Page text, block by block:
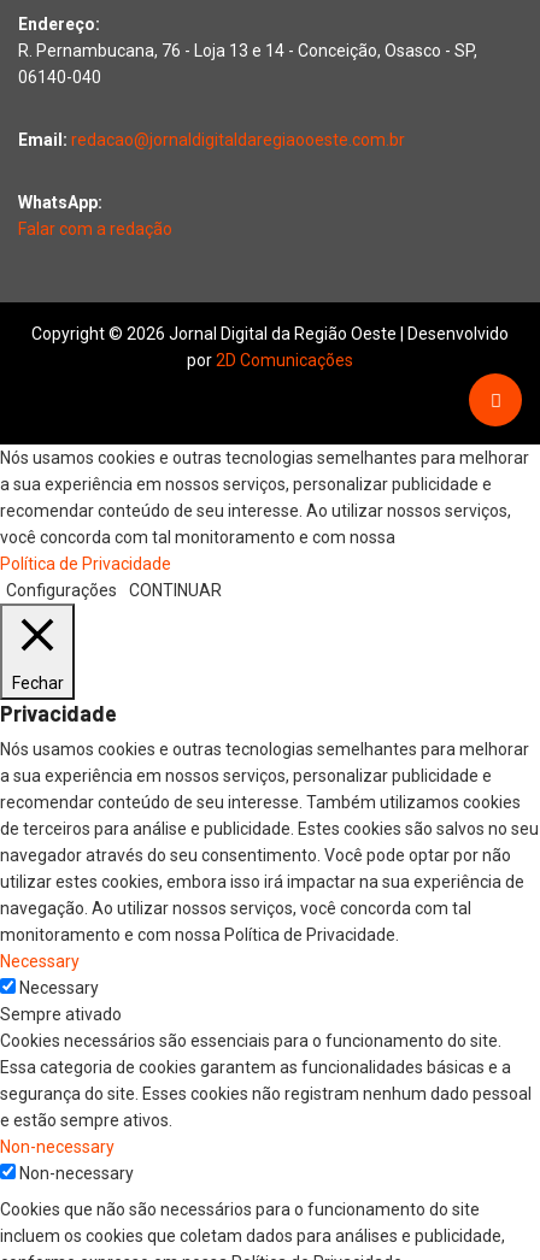
Endereço:
R. Pernambucana, 76 - Loja 13 e 14 - Conceição, Osasco - SP,
06140-040
Email: redacao@jornaldigitaldaregiaooeste.com.br
WhatsApp:
Falar com a redação
Copyright © 2026 Jornal Digital da Região Oeste | Desenvolvido
por2D Comunicações
Nós usamos cookies e outras tecnologias semelhantes para melhorar
a sua experiência em nossos serviços, personalizar publicidade e
recomendar conteúdo de seu interesse. Ao utilizar nossos serviços,
você concorda com tal monitoramento e com nossa
Política de Privacidade
Configurações
CONTINUAR
Fechar
Privacidade
Nós usamos cookies e outras tecnologias semelhantes para melhorar
a sua experiência em nossos serviços, personalizar publicidade e
recomendar conteúdo de seu interesse. Também utilizamos cookies
de terceiros para análise e publicidade. Estes cookies são salvos no seu
navegador através do seu consentimento. Você pode optar por não
utilizar estes cookies, embora isso irá impactar na sua experiência de
navegação. Ao utilizar nossos serviços, você concorda com tal
monitoramento e com nossa Política de Privacidade.
Necessary
Necessary
Sempre ativado
Cookies necessários são essenciais para o funcionamento do site.
Essa categoria de cookies garantem as funcionalidades básicas e a
segurança do site. Esses cookies não registram nenhum dado pessoal
e estão sempre ativos.
Non-necessary
Non-necessary
Cookies que não são necessários para o funcionamento do site
incluem os cookies que coletam dados para análises e publicidade,